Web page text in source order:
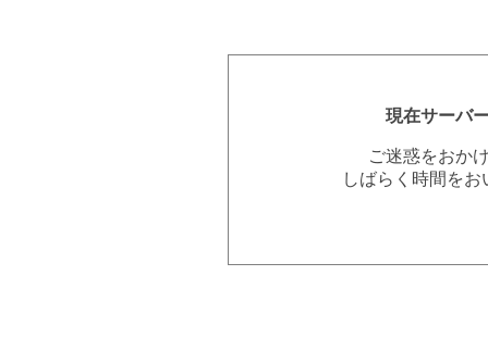
現在サーバ
ご迷惑をおか
しばらく時間を